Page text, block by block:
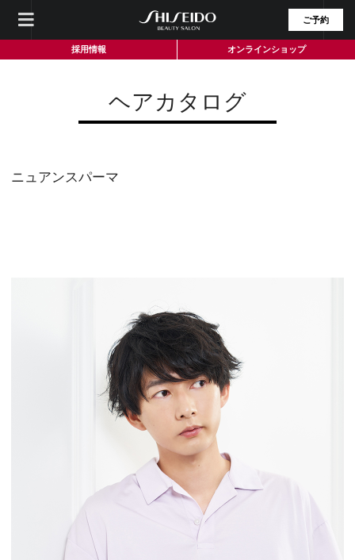
ご予約
採用情報 オンラインショップ
ヘアカタログ
ニュアンスパーマ